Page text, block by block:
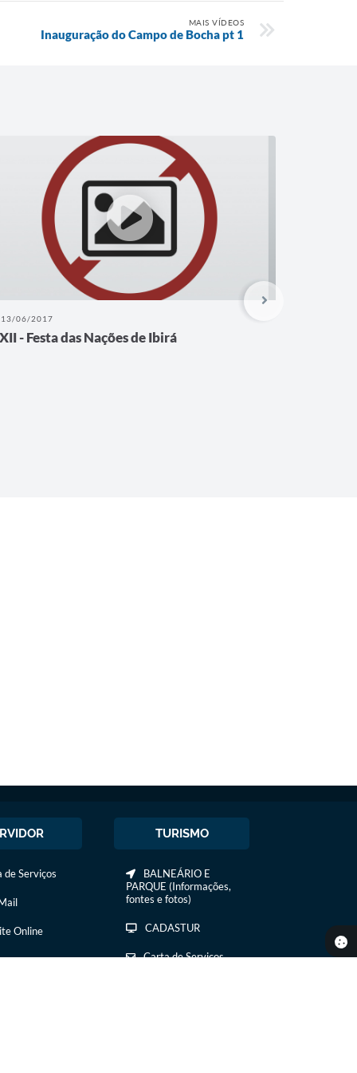
MAIS VÍDEOS
Inauguração do Campo de Bocha pt 1
13/06/2017
XII - Festa das Nações de Ibirá
de Serviços
Online
TURISMO
BALNEÁRIO E
PARQUE (Informações,
fontes e fotos)
CADASTUR
Carta de Serviços